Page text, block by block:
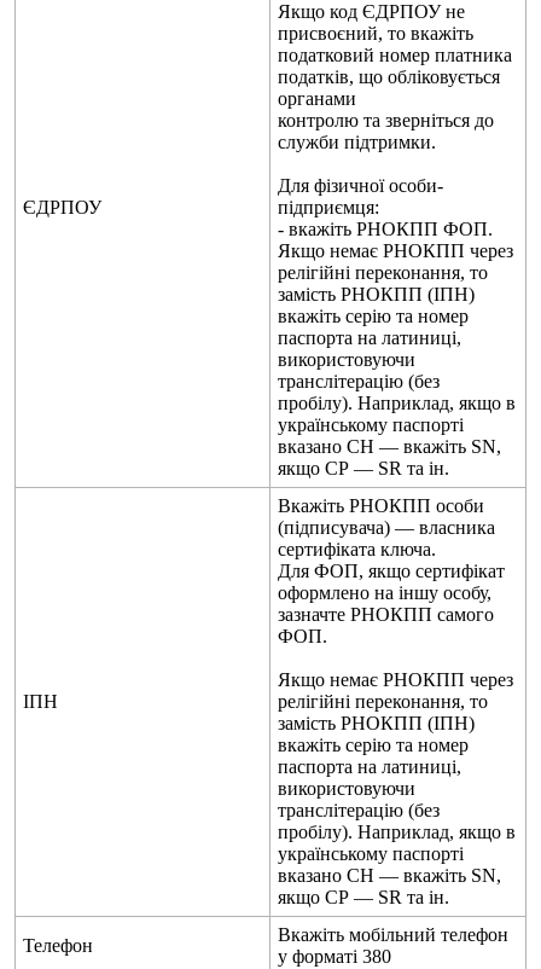
ЄДРПОУ
Якщо код ЄДРПОУ не
присвоєний, то вкажіть
податковий номер платника
податків, що обліковується
органами
контролю та зверніться до
служби підтримки.
Для фізичної особи-
підприємця:
- вкажіть РНОКПП ФОП.
Якщо немає РНОКПП через
релігійні переконання, то
замість РНОКПП (ІПН)
вкажіть серію та номер
паспорта на латиниці,
використовуючи
транслітерацію (без
пробілу). Наприклад, якщо в
українському паспорті
вказано СН — вкажіть SN,
якщо СР — SR та ін.
ІПН
Вкажіть РНОКПП особи
(підписувача) — власника
сертифіката ключа.
Для ФОП, якщо сертифікат
оформлено на іншу особу,
зазначте РНОКПП самого
ФОП.
Якщо немає РНОКПП через
релігійні переконання, то
замість РНОКПП (ІПН)
вкажіть серію та номер
паспорта на латиниці,
використовуючи
транслітерацію (без
пробілу). Наприклад, якщо в
українському паспорті
вказано СН — вкажіть SN,
якщо СР — SR та ін.
Телефон
Вкажіть мобільний телефон
у форматі 380